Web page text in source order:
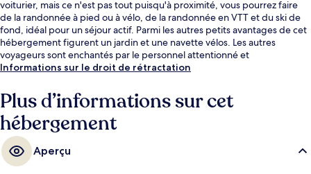
voiturier, mais ce n'est pas tout puisqu'à proximité, vous pourrez faire
de la randonnée à pied ou à vélo, de la randonnée en VTT et du ski de
fond, idéal pour un séjour actif. Parmi les autres petits avantages de cet
hébergement figurent un jardin et une navette vélos. Les autres
voyageurs sont enchantés par le personnel attentionné et
l'emplacement idéal.
Informations sur le droit de rétractation
Plus d’informations sur cet
hébergement
Aperçu